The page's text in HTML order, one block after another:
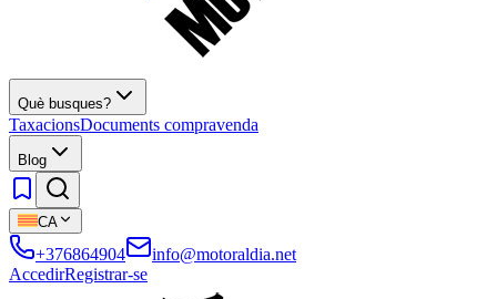
Què busques?
TaxacionsDocuments compravenda
Blog
CA
+376864904
info@motoraldia.net
AccedirRegistrar-se